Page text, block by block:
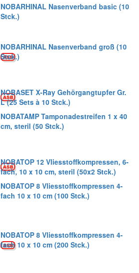
NOBARHINAL Nasenverband basic (10
Stck.)
NOBARHINAL Nasenverband groß (10
Stck.)
NOBASET X-Ray Gehörgangtupfer Gr.
L (25 Sets à 10 Stck.)
NOBATAMP Tamponadestreifen 1 x 40
cm, steril (50 Stck.)
NOBATOP 12 Vliesstoffkompressen, 6-
fach, 10 x 10 cm, steril (50x2 Stck.)
NOBATOP 8 Vliesstoffkompressen 4-
fach 10 x 10 cm (100 Stck.)
NOBATOP 8 Vliesstoffkompressen 4-
fach 10 x 10 cm (200 Stck.)